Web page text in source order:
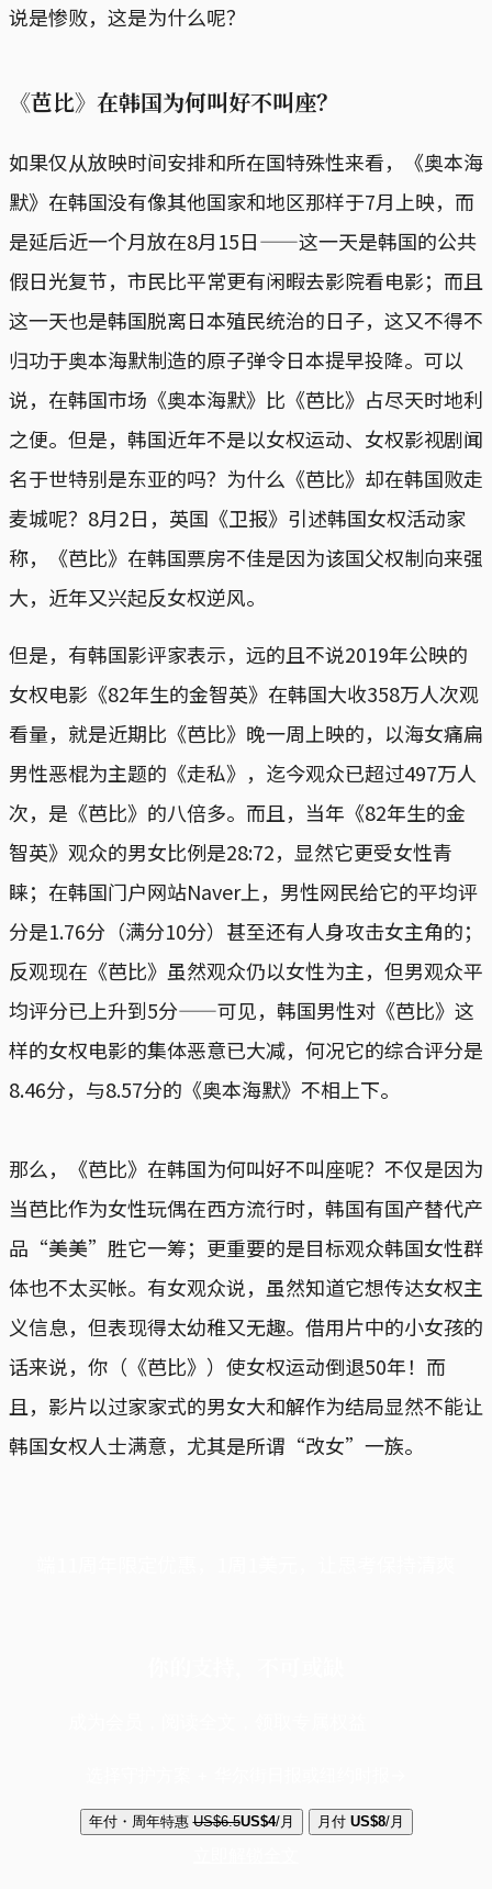
说是惨败，这是为什么呢？
《芭比》在韩国为何叫好不叫座？
如果仅从放映时间安排和所在国特殊性来看，《奥本海
默》在韩国没有像其他国家和地区那样于7月上映，而
是延后近一个月放在8月15日——这一天是韩国的公共
假日光复节，市民比平常更有闲暇去影院看电影；而且
这一天也是韩国脱离日本殖民统治的日子，这又不得不
归功于奥本海默制造的原子弹令日本提早投降。可以
说，在韩国市场《奥本海默》比《芭比》占尽天时地利
之便。但是，韩国近年不是以女权运动、女权影视剧闻
名于世特别是东亚的吗？为什么《芭比》却在韩国败走
麦城呢？8月2日，英国《卫报》引述韩国女权活动家
称，《芭比》在韩国票房不佳是因为该国父权制向来强
大，近年又兴起反女权逆风。
但是，有韩国影评家表示，远的且不说2019年公映的
女权电影《82年生的金智英》在韩国大收358万人次观
看量，就是近期比《芭比》晚一周上映的，以海女痛扁
男性恶棍为主题的《走私》，迄今观众已超过497万人
次，是《芭比》的八倍多。而且，当年《82年生的金
智英》观众的男女比例是28:72，显然它更受女性青
睐；在韩国门户网站Naver上，男性网民给它的平均评
分是1.76分（满分10分）甚至还有人身攻击女主角的；
反观现在《芭比》虽然观众仍以女性为主，但男观众平
均评分已上升到5分——可见，韩国男性对《芭比》这
样的女权电影的集体恶意已大减，何况它的综合评分是
8.46分，与8.57分的《奥本海默》不相上下。
那么，《芭比》在韩国为何叫好不叫座呢？不仅是因为
当芭比作为女性玩偶在西方流行时，韩国有国产替代产
品“美美”胜它一筹；更重要的是目标观众韩国女性群
体也不太买帐。有女观众说，虽然知道它想传达女权主
义信息，但表现得太幼稚又无趣。借用片中的小女孩的
话来说，你（《芭比》）使女权运动倒退50年！而
且，影片以过家家式的男女大和解作为结局显然不能让
韩国女权人士满意，尤其是所谓“改女”一族。
年付・周年特惠 US$6.5US$4/月 月付 US$8/月